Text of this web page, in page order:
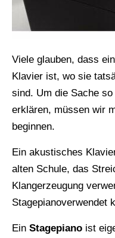
Viele glauben, dass ein
Klavier ist, wo sie
sind. Um die Sache
erklären, müssen wir
beginnen.
Ein akustisches
alten Schule, das
Klangerzeugung
Stagepianoverwendet
Ein Stagepiano ist